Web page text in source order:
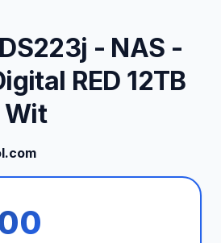
- NAS -
RED 12TB
Wit